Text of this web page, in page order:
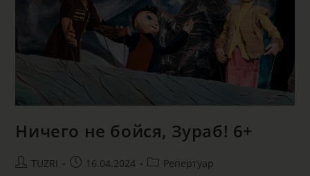
Ничего не бойся, Зураб! 6+
TUZRI 16.04.2024 Репертуар